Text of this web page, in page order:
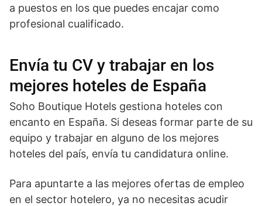
a puestos en los que puedes encajar como
profesional cualificado.
Envía tu CV y trabajar en los
mejores hoteles de España
Soho Boutique Hotels gestiona hoteles con
encanto en España. Si deseas formar parte de su
equipo y trabajar en alguno de los mejores
hoteles del país, envía tu candidatura online.
Para apuntarte a las mejores ofertas de empleo
en el sector hotelero, ya no necesitas acudir